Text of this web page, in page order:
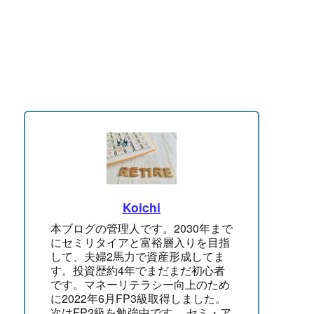
Koichi
本ブログの管理人です。2030年まで
にセミリタイアと富裕層入りを目指
して、夫婦2馬力で資産形成してま
す。投資歴約4年でまだまだ初心者
です。マネーリテラシー向上のため
に2022年6月FP3級取得しました。